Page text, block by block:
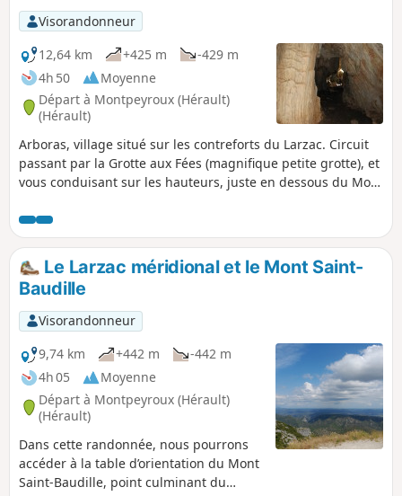
Visorandonneur
12,64 km
+425 m
-429 m
4h 50
Moyenne
Départ à Montpeyroux (Hérault)
(Hérault)
Arboras, village situé sur les contreforts du Larzac. Circuit
passant par la Grotte aux Fées (magnifique petite grotte), et
vous conduisant sur les hauteurs, juste en dessous du Mont
Le Larzac méridional et le Mont Saint-
Baudille
Visorandonneur
9,74 km
+442 m
-442 m
4h 05
Moyenne
Départ à Montpeyroux (Hérault)
(Hérault)
Dans cette randonnée, nous pourrons
accéder à la table d’orientation du Mont
Saint-Baudille, point culminant du